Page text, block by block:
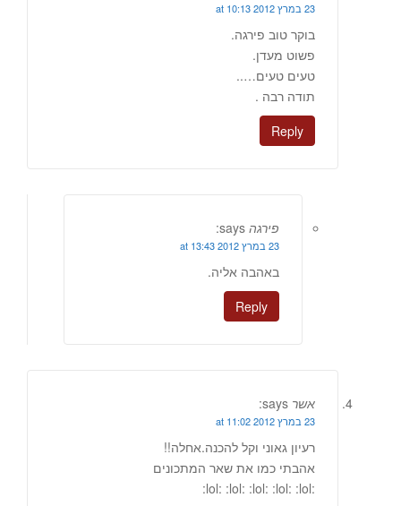
23 במרץ 2012 at 10:13
בוקר טוב פירגה.
פשוט מעדן.
טעים טעים…..
תודה רבה .
Reply
פירגה says:
23 במרץ 2012 at 13:43
באהבה אליה.
Reply
אשר says:
23 במרץ 2012 at 11:02
רעיון גאוני וקל להכנה.אחלה!!
אהבתי כמו את שאר המתכונים
:lol: :lol: :lol: :lol: :lol: